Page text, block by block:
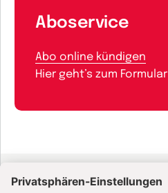
Aboservice
Abo online kündigen
Hier geht’s zum Formular